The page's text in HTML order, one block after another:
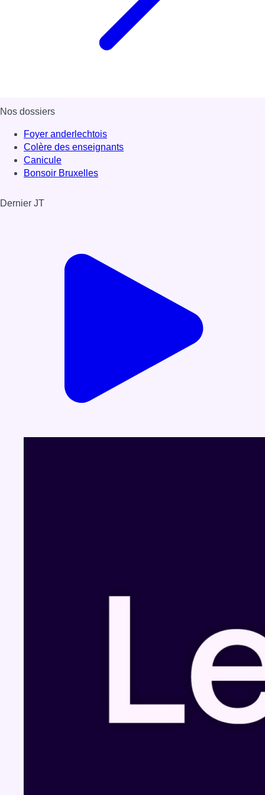
Nos dossiers
Foyer anderlechtois
Colère des enseignants
Canicule
Bonsoir Bruxelles
Dernier JT